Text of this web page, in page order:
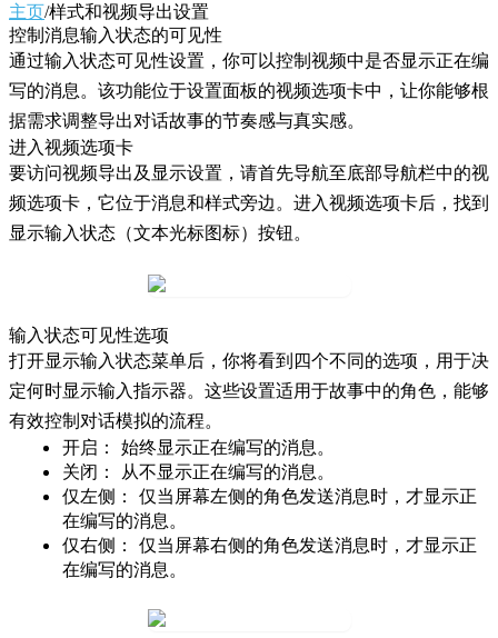
主页/样式和视频导出设置
控制消息输入状态的可见性
通过输入状态可见性设置，你可以控制视频中是否显示正在编
写的消息。该功能位于设置面板的视频选项卡中，让你能够根
据需求调整导出对话故事的节奏感与真实感。
进入视频选项卡
要访问视频导出及显示设置，请首先导航至底部导航栏中的视
频选项卡，它位于消息和样式旁边。进入视频选项卡后，找到
显示输入状态 （文本光标图标）按钮。
输入状态可见性选项
打开显示输入状态菜单后，你将看到四个不同的选项，用于决
定何时显示输入指示器。这些设置适用于故事中的角色，能够
有效控制对话模拟的流程。
开启： 始终显示正在编写的消息。
关闭：
从不显示正在编写的消息。
仅左侧： 仅当屏幕左侧的角色发送消息时，才显示正
在编写的消息。
仅右侧： 仅当屏幕右侧的角色发送消息时，才显示正
在编写的消息。